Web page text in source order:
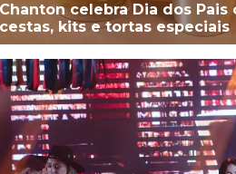
Chanton celebra Dia dos Pais
cestas, kits e tortas especiais